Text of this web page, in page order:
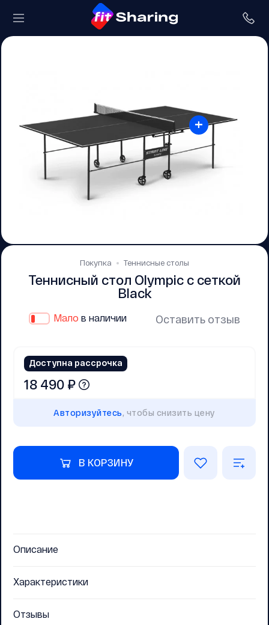
+
Покупка Теннисные столы
Теннисный стол Olympic с сеткой
Black
Мало в наличии Оставить отзыв
Доступна рассрочка
18 490 ₽
Авторизуйтесь, чтобы снизить цену
В КОРЗИНУ
Описание
Характеристики
Отзывы